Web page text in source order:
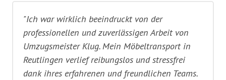
"Ich war wirklich beeindruckt von der
professionellen und zuverlässigen Arbeit von
Umzugsmeister Klug. Mein Möbeltransport in
Reutlingen verlief reibungslos und stressfrei
dank ihres erfahrenen und freundlichen Teams.